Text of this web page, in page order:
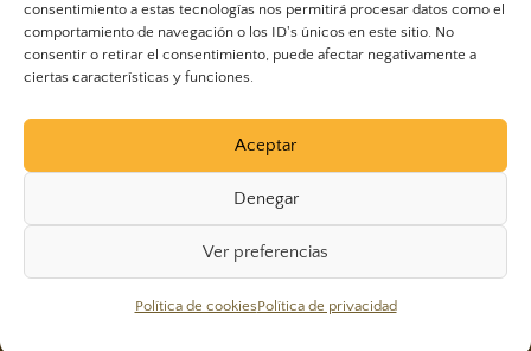
consentimiento a estas tecnologías nos permitirá procesar datos como el
comportamiento de navegación o los ID's únicos en este sitio. No
consentir o retirar el consentimiento, puede afectar negativamente a
ciertas características y funciones.
Aceptar
Denegar
Ver preferencias
Política de cookiesPolítica de privacidad
© 2023 Marketing Insider Review. Todos los derechos
reservados.